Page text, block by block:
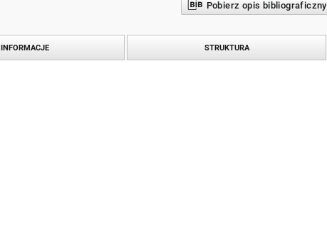
Pobierz opis bibliograficzny
INFORMACJE STRUKTURA